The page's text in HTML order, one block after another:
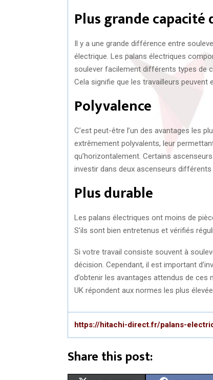
Plus grande capacité
Il y a une grande différence entre
électrique. Les palans électriques
soulever facilement différents types de
Cela signifie que les travailleurs
Polyvalence
C’est peut-être l’un des avantages les
extrêmement polyvalents, leur
qu’horizontalement. Certains
investir dans deux ascenseurs
Plus durable
Les palans électriques ont moins de
S’ils sont bien entretenus et vérifiés
Si votre travail consiste souvent à
décision. Cependant, il est important
d’obtenir les avantages attendus de
UK répondent aux normes les plus
https://hitachi-direct.fr/palans-
Share this post: